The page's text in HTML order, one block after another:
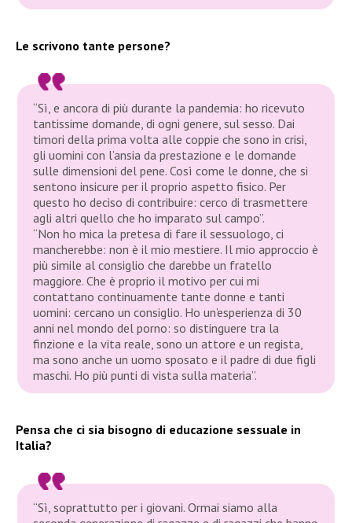
Le scrivono tante persone?
“Sì, e ancora di più durante la pandemia: ho ricevuto
tantissime domande, di ogni genere, sul sesso. Dai
timori della prima volta alle coppie che sono in crisi,
gli uomini con l’ansia da prestazione e le domande
sulle dimensioni del pene. Così come le donne, che si
sentono insicure per il proprio aspetto fisico. Per
questo ho deciso di contribuire: cerco di trasmettere
agli altri quello che ho imparato sul campo”.
“Non ho mica la pretesa di fare il sessuologo, ci
mancherebbe: non è il mio mestiere. Il mio approccio è
più simile al consiglio che darebbe un fratello
maggiore. Che è proprio il motivo per cui mi
contattano continuamente tante donne e tanti
uomini: cercano un consiglio. Ho un’esperienza di 30
anni nel mondo del porno: so distinguere tra la
finzione e la vita reale, sono un attore e un regista,
ma sono anche un uomo sposato e il padre di due figli
maschi. Ho più punti di vista sulla materia”.
Pensa che ci sia bisogno di educazione sessuale in
Italia?
“Sì, soprattutto per i giovani. Ormai siamo alla